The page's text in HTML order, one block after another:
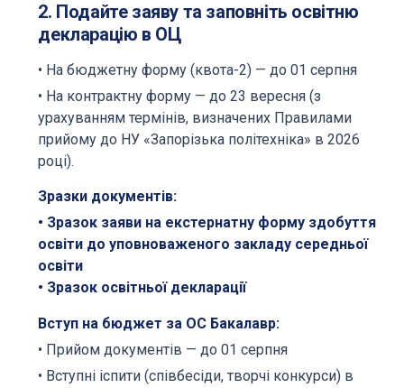
2. Подайте заяву та заповніть освітню
декларацію в ОЦ
• На бюджетну форму (квота-2) — до 01 серпня
• На контрактну форму — до 23 вересня (з
урахуванням термінів, визначених Правилами
прийому до НУ «Запорізька політехніка» в 2026
році).
Зразки документів:
• Зразок заяви на екстернатну форму здобуття
освіти до уповноваженого закладу середньої
освіти
• Зразок освітньої декларації
Вступ на бюджет за ОС Бакалавр:
• Прийом документів — до 01 серпня
• Вступні іспити (співбесіди, творчі конкурси) в